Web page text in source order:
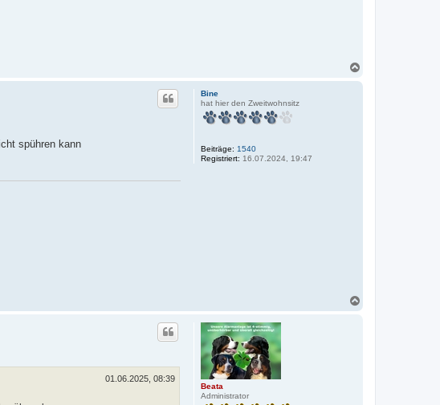
Bine
hat hier den Zweitwohnsitz
Beiträge: 1540
Registriert: 16.07.2024, 19:47
spühren kann
Beata
Administrator
01.06.2025, 08:39